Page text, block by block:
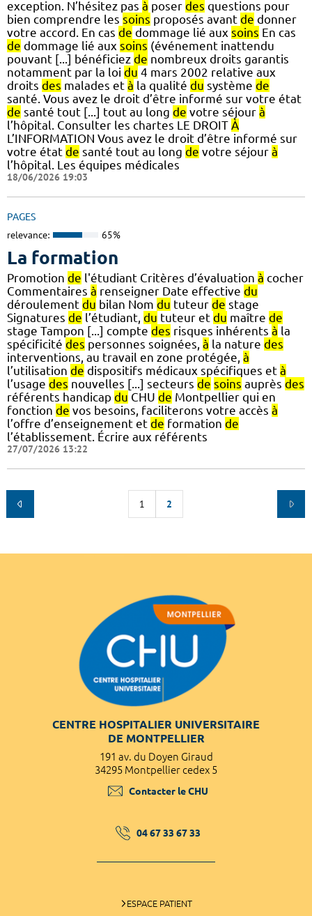
exception. N’hésitez pas à poser des questions pour
bien comprendre les soins proposés avant de donner
votre accord. En cas de dommage lié aux soins En cas
de dommage lié aux soins (événement inattendu
pouvant [...] bénéficiez de nombreux droits garantis
notamment par la loi du 4 mars 2002 relative aux
droits des malades et à la qualité du système de
santé. Vous avez le droit d’être informé sur votre état
de santé tout [...] tout au long de votre séjour à
l’hôpital. Consulter les chartes LE DROIT À
L’INFORMATION Vous avez le droit d’être informé sur
votre état de santé tout au long de votre séjour à
l’hôpital. Les équipes médicales
18/06/2026 19:03
PAGES
relevance: 65%
La formation
Promotion de l'étudiant Critères d’évaluation à cocher
Commentaires à renseigner Date effective du
déroulement du bilan Nom du tuteur de stage
Signatures de l’étudiant, du tuteur et du maître de
stage Tampon [...] compte des risques inhérents à la
spécificité des personnes soignées, à la nature des
interventions, au travail en zone protégée, à
l’utilisation de dispositifs médicaux spécifiques et à
l’usage des nouvelles [...] secteurs de soins auprès des
référents handicap du CHU de Montpellier qui en
fonction de vos besoins, faciliterons votre accès à
l’offre d’enseignement et de formation de
l’établissement. Écrire aux référents
27/07/2026 13:22
1 2
CENTRE HOSPITALIER UNIVERSITAIRE
DE MONTPELLIER
191 av. du Doyen Giraud
34295 Montpellier cedex 5
Contacter le CHU
04 67 33 67 33
ESPACE PATIENT